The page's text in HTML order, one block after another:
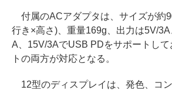
付属のACアダプタは、サイズが約
行き×高さ)、重量169g、出力は5V/
A、15V/3AでUSB PDをサポートして
トの両方が対応となる。
12型のディスプレイは、発色、コ